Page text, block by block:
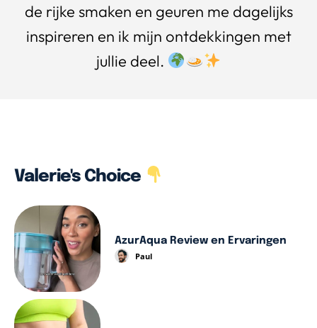
de rijke smaken en geuren me dagelijks
inspireren en ik mijn ontdekkingen met
jullie deel.
Valerie's Choice
AzurAqua Review en Ervaringen
Paul